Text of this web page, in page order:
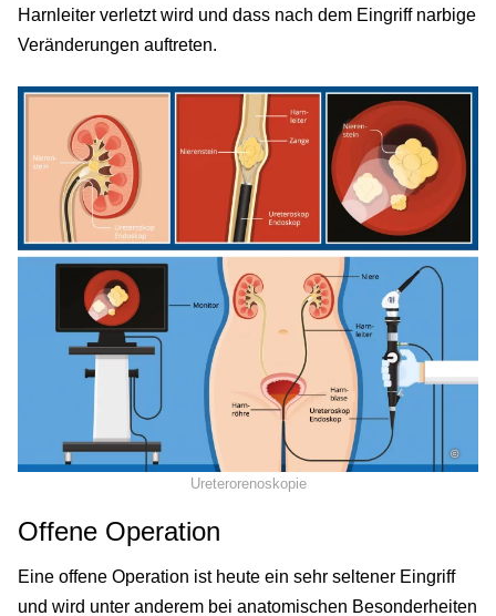
Harnleiter verletzt wird und dass nach dem Eingriff narbige
Veränderungen auftreten.
©
Ureterorenoskopie
Offene Operation
Eine offene Operation ist heute ein sehr seltener Eingriff
und wird unter anderem bei anatomischen Besonderheiten